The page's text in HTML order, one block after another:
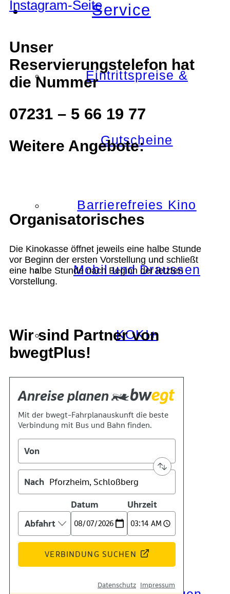
Service
Eintrittspreise &
Gutscheine
Barrierefreies Kino
Mobil und Draussen
KOKI+
Kontakt
Kino
Das Team
Unser
Reservierungstelefon hat
die Nummer
07231 – 5 66 19 77
Weitere Angebote:
Organisatorisches
Die Kinokasse öffnet jeweils eine halbe Stunde
vor Beginn der ersten Vorstellung und schließt
eine halbe Stunde nach Beginn der letzten
Vorstellung.
Wir sind Partner von
bwegtPlus!